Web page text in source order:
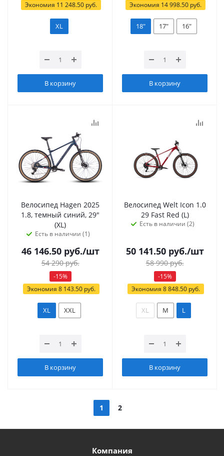
Экономия 11 248.50 руб.
XL
В корзину
Экономия 14 998.50 руб.
18" 17" 16"
В корзину
Велосипед Hagen 2025
1.8, темный синий, 29"
(XL)
Есть в наличии (1)
46 146.50руб./шт
54 290руб.
-15%
Экономия 8 143.50руб.
XL XXL
В корзину
Велосипед Welt Icon 1.0
29 Fast Red (L)
Есть в наличии (2)
50 141.50руб./шт
58 990руб.
-15%
Экономия 8 848.50руб.
XL M L
В корзину
1 2
Компания